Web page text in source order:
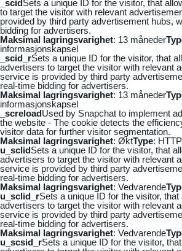
_scidSets a unique ID for the visitor, that
to target the visitor with relevant
provided by third party advertisement hubs,
bidding for advertisers.
Maksimal lagringsvarighet: 13 måneder
informasjonskapsel
_scid_rSets a unique ID for the visitor, that
advertisers to target the visitor with relevant
service is provided by third party
real-time bidding for advertisers.
Maksimal lagringsvarighet: 13 måneder
informasjonskapsel
_screloadUsed by Snapchat to implement
the website - The cookie detects the
visitor data for further visitor segmentation.
Maksimal lagringsvarighet: ØktType:
u_sclidSets a unique ID for the visitor, that
advertisers to target the visitor with relevant
service is provided by third party
real-time bidding for advertisers.
Maksimal lagringsvarighet: Vedvarende
u_sclid_rSets a unique ID for the visitor,
advertisers to target the visitor with relevant
service is provided by third party
real-time bidding for advertisers.
Maksimal lagringsvarighet: Vedvarende
u_scsid_rSets a unique ID for the visitor,